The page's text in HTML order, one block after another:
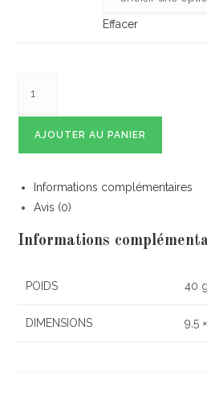
Effacer
AJOUTER AU PANIER
Informations complémentaires
Avis (0)
Informations
POIDS 40 g
DIMENSIONS 9,5